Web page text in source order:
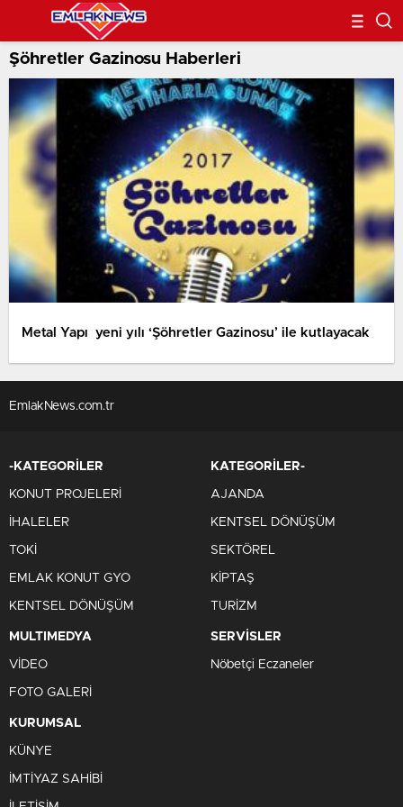
Şöhretler Gazinosu Haberleri
Metal Yapı yeni yılı ‘Şöhretler Gazinosu’ ile kutlayacak
EmlakNews.com.tr
-KATEGORİLER
KONUT PROJELERİ
İHALELER
TOKİ
EMLAK KONUT GYO
KENTSEL DÖNÜŞÜM
KATEGORİLER-
AJANDA
KENTSEL DÖNÜŞÜM
SEKTÖREL
KİPTAŞ
TURİZM
MULTIMEDYA
VİDEO
FOTO GALERİ
SERVİSLER
Nöbetçi Eczaneler
KURUMSAL
KÜNYE
İMTİYAZ SAHİBİ